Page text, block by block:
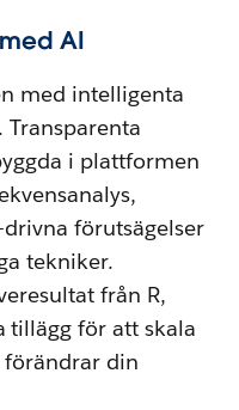
AI
med intelligenta
i plattformen
förutsägelser
tekniker.
från R,
tillägg för att skala
förändrar din